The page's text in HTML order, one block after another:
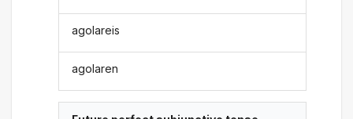
agolareis
agolaren